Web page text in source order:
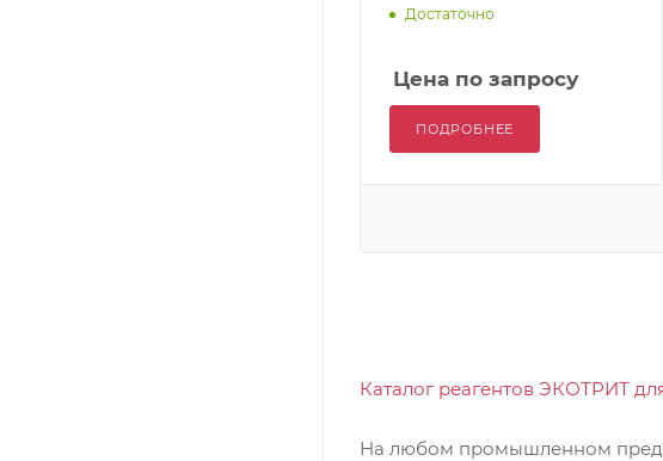
Достаточно
Цена по запросу
ПОДРОБНЕЕ
Каталог реагентов ЭКОТРИТ
На любом промышленном